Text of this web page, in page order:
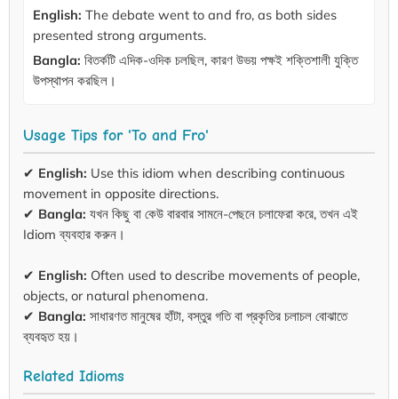
English: The debate went to and fro, as both sides
presented strong arguments.
Bangla: বিতর্কটি এদিক-ওদিক চলছিল, কারণ উভয় পক্ষই শক্তিশালী যুক্তি
উপস্থাপন করছিল।
Usage Tips for 'To and Fro'
✔ English: Use this idiom when describing continuous
movement in opposite directions.
✔ Bangla: যখন কিছু বা কেউ বারবার সামনে-পেছনে চলাফেরা করে, তখন এই
Idiom ব্যবহার করুন।
✔ English: Often used to describe movements of people,
objects, or natural phenomena.
✔ Bangla: সাধারণত মানুষের হাঁটা, বস্তুর গতি বা প্রকৃতির চলাচল বোঝাতে
ব্যবহৃত হয়।
Related Idioms